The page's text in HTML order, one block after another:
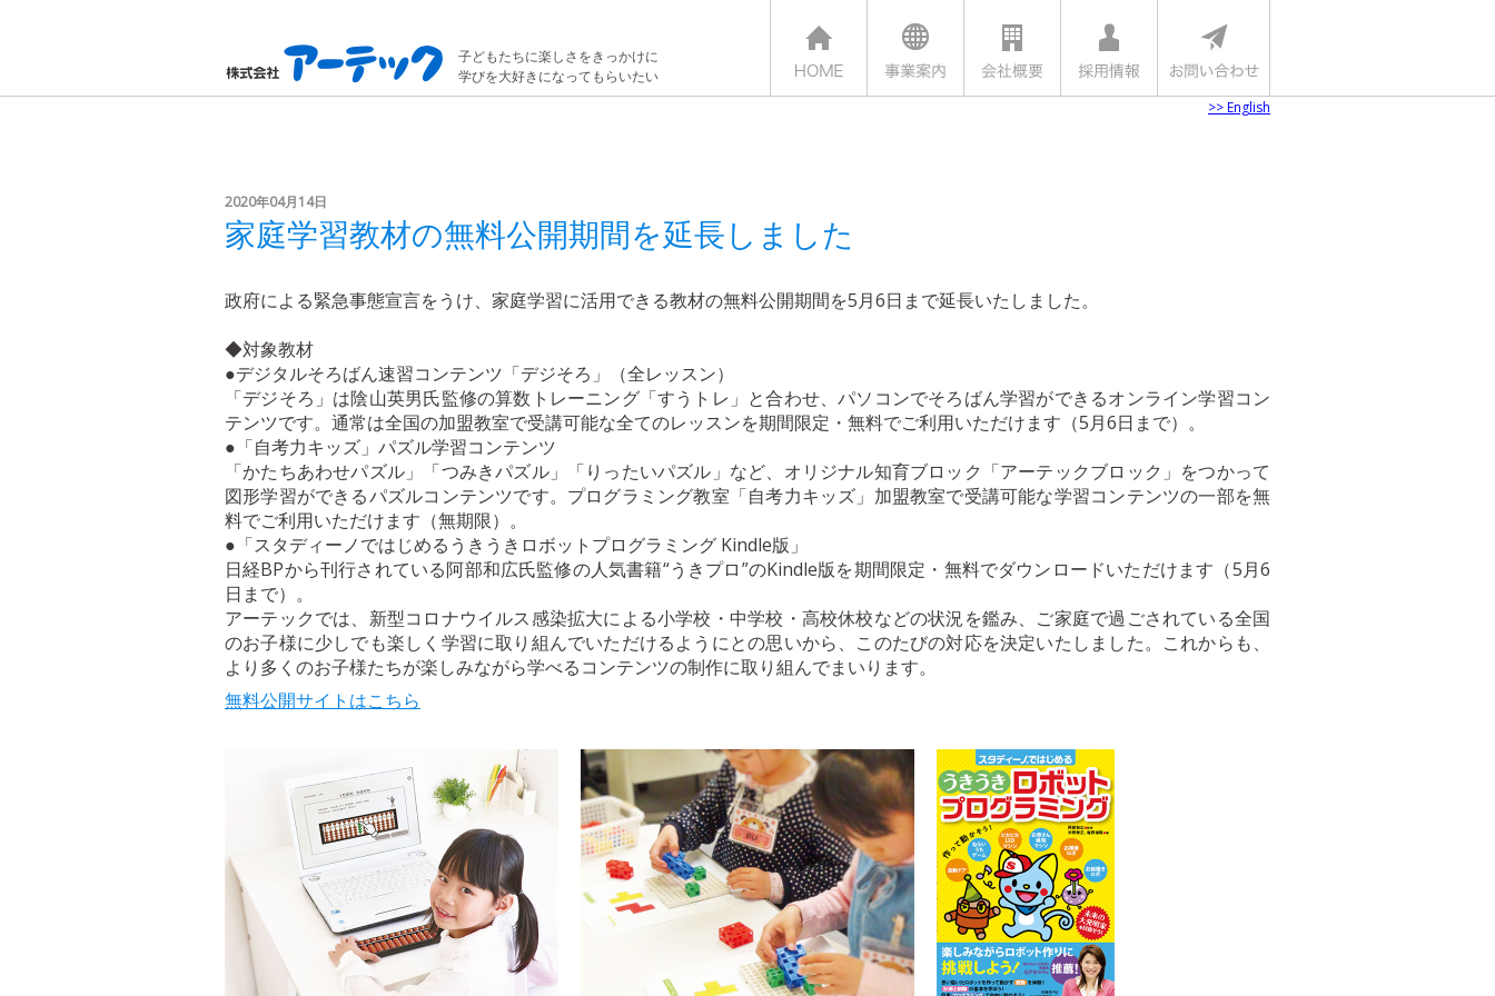
子どもたちに楽しさをきっかけに
学びを大好きになってもらいたい
>> English
2020年04月14日
家庭学習教材の無料公開期間を延長しました
政府による緊急事態宣言をうけ、家庭学習に活用できる教材の無料公開期間を5月6日まで延長いたしました。
◆対象教材
●デジタルそろばん速習コンテンツ「デジそろ」（全レッスン）
「デジそろ」は陰山英男氏監修の算数トレーニング「すうトレ」と合わせ、パソコンでそろばん学習ができるオンライン学習コン
テンツです。通常は全国の加盟教室で受講可能な全てのレッスンを期間限定・無料でご利用いただけます（5月6日まで）。
●「自考力キッズ」パズル学習コンテンツ
「かたちあわせパズル」「つみきパズル」「りったいパズル」など、オリジナル知育ブロック「アーテックブロック」をつかって
図形学習ができるパズルコンテンツです。プログラミング教室「自考力キッズ」加盟教室で受講可能な学習コンテンツの一部を無
料でご利用いただけます（無期限）。
●「スタディーノではじめるうきうきロボットプログラミング Kindle版」
日経BPから刊行されている阿部和広氏監修の人気書籍“うきプロ”のKindle版を期間限定・無料でダウンロードいただけます（5月6
日まで）。
アーテックでは、新型コロナウイルス感染拡大による小学校・中学校・高校休校などの状況を鑑み、ご家庭で過ごされている全国
のお子様に少しでも楽しく学習に取り組んでいただけるようにとの思いから、このたびの対応を決定いたしました。これからも、
より多くのお子様たちが楽しみながら学べるコンテンツの制作に取り組んでまいります。
無料公開サイトはこちら